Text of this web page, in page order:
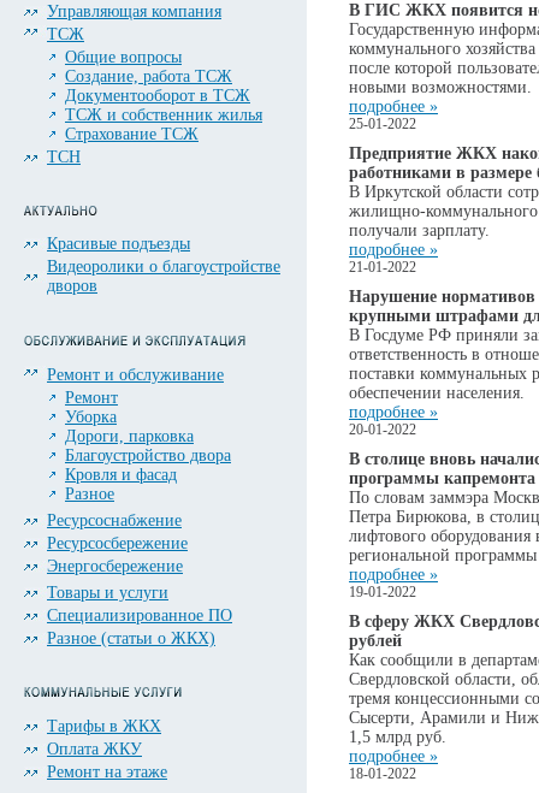
Управляющая компания
ТСЖ
Общие вопросы
Создание, работа ТСЖ
Документооборот в ТСЖ
ТСЖ и собственник жилья
Страхование ТСЖ
ТСН
Красивые подъезды
Видеоролики о благоустройстве
дворов
Ремонт и обслуживание
Ремонт
Уборка
Дороги, парковка
Благоустройство двора
Кровля и фасад
Разное
Ресурсоснабжение
Ресурсосбережение
Энергосбережение
Товары и услуги
Специализированное ПО
Разное (статьи о ЖКХ)
Тарифы в ЖКХ
Оплата ЖКУ
Ремонт на этаже
В ГИС ЖКХ появится
Государственную
коммунального
после которой
новыми возможностями.
подробнее »
25-01-2022
Предприятие ЖКХ
работниками в размере
В Иркутской области
жилищно-коммунального
получали зарплату.
подробнее »
21-01-2022
Нарушение нормативов
крупными штрафами
В Госдуме РФ приняли
ответственность в
поставки коммунальных
обеспечении населения.
подробнее »
20-01-2022
В столице вновь
программы капремонта
По словам заммэра
Петра Бирюкова, в
лифтового
региональной
подробнее »
19-01-2022
В сферу ЖКХ
рублей
Как сообщили в
Свердловской области,
тремя концессионными
Сысерти, Арамили и
1,5 млрд руб.
подробнее »
18-01-2022